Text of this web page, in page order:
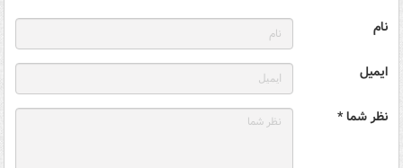
نام
ایمیل
نظر شما *